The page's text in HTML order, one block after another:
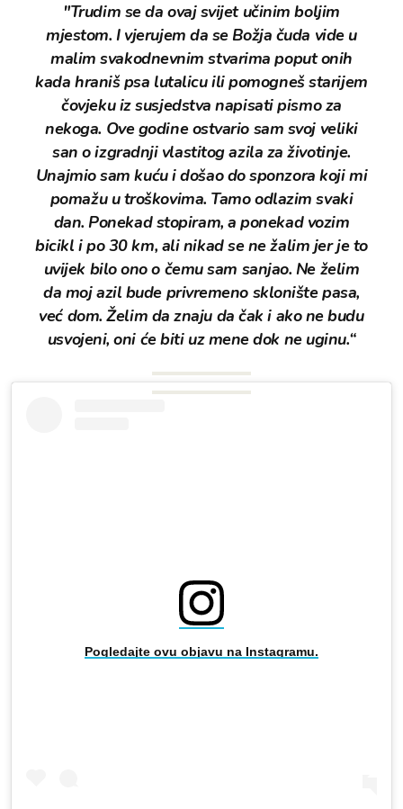
"Trudim se da ovaj svijet učinim boljim
mjestom. I vjerujem da se Božja čuda vide u
malim svakodnevnim stvarima poput onih
kada hraniš psa lutalicu ili pomogneš starijem
čovjeku iz susjedstva napisati pismo za
nekoga. Ove godine ostvario sam svoj veliki
san o izgradnji vlastitog azila za životinje.
Unajmio sam kuću i došao do sponzora koji mi
pomažu u troškovima. Tamo odlazim svaki
dan. Ponekad stopiram, a ponekad vozim
bicikl i po 30 km, ali nikad se ne žalim jer je to
uvijek bilo ono o čemu sam sanjao. Ne želim
da moj azil bude privremeno sklonište pasa,
već dom. Želim da znaju da čak i ako ne budu
usvojeni, oni će biti uz mene dok ne uginu.“
Pogledajte ovu objavu na Instagramu.